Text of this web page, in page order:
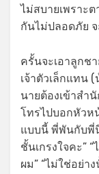
ไม่สบายเพราะ
กันไม่ปลอดภัย
ครั้นจะเอาลูกช
เจ้าตัวเล็กแทน
นายต้องเข้าสำ
โทรไปบอกหัวห
แบบนี้ พี่พันกับพี่นี
ชั้นเกรงใจคะ”
ผม” “ไม่ใช่อย่า